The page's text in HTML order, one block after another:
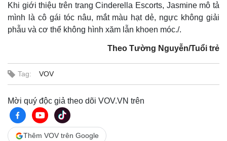
Khi giới thiệu trên trang Cinderella Escorts, Jasmine mô tả
mình là cô gái tóc nâu, mắt màu hạt dẻ, ngực không giải
phẫu và cơ thể không hình xăm lẫn khoen móc./.
Theo Tường Nguyễn/Tuổi trẻ
Tag: VOV
Mời quý độc giả theo dõi VOV.VN trên
Thêm VOV trên Google